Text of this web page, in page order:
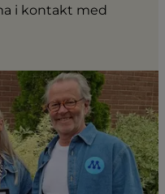
i kontakt med